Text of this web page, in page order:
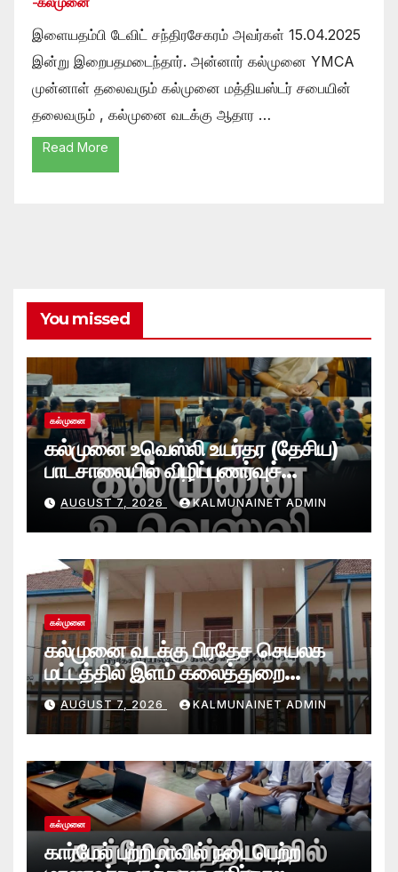
இளையதம்பி டேவிட் சந்திரசேகரம் அவர்கள் 15.04.2025
இன்று இறைபதமடைந்தார். அன்னார் கல்முனை YMCA
முன்னாள் தலைவரும் கல்முனை மத்தியஸ்டர் சபையின்
தலைவரும் , கல்முனை வடக்கு ஆதார …
Read More
You missed
கல்முனை
கல்முனை உவெஸ்லி உயர்தர (தேசிய)
பாடசாலையில் விழிப்புணர்வுச்
செயலமர்வு
AUGUST 7, 2026 KALMUNAINET ADMIN
கல்முனை
கல்முனை வடக்கு பிரதேச செயலக
மட்டத்தில் இளம் கலைத்துறை
சாதனையாளர்களை உருவாக்கும்
தேசியஇளைஞர்விருது_விழா 2026
AUGUST 7, 2026 KALMUNAINET ADMIN
கல்முனை
கார்மேல் பற்றிமாவில் நடைபெற்ற